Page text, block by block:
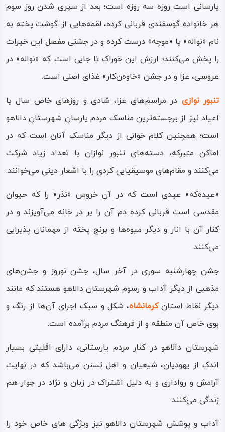
ویژگی دوم؛ غنای بالای صنایع دستی و محصولات فرهنگی است؛
دیگر ویژگی برجسته شهرستان دالاهو، فراوانی آثار تاریخی و
جاذبه‌های مذهبی و ترکیب این دو با یگدیگر است، به عبارتی
دیگر شهرستان دالاهو از معدود سرزمین‌هایی است که اماکن و
جاذبه‌های مذهبی آن، در عین حال شأن و اعتبار تاریخی نیز
دارند.
بابایادگار، چشمه ‌غسلان، چهل‌ تن، هفت‌ تن، ابودجانه، دره‌
هونان، قلعه تاش‌ خیزی، بهشت‌ و دوزخ، رودخانه زمکان، پارک
امیر، تپه‌ چیا، دریاچه رشمینه، منطقه ریجاب و دشت حریر
نمونه‌هایی از جاذبه‌های گردشگری در شهرستان دالاهو می‌باشد.
فرهنگ، زبان و دین مردم دالاهو
فرهنگ مردم شهرستان دالاهو همانند دیگر شهرستان‌های
استان کرمانشاه رنگارنگ، اصیل و برگرفته از زندگی نیاکانی
است؛ مردم دالاهو به زبان کردی با گویش های گورانی، کلهری و
جافی و هورامی سخن می گویند.
از نظر دین و مذهب، بیشتر مردم در شهرستان دالاهو دارای
آیین یارسانی (اهل حق) هستند و اقلیتی نیز از مذهب تسنن
پیروی می‌کنند.
آرامگاه‌های پیر بنیامین، پیر موسی از جمله آرامگاه‌های بزرگان
یارسانی در این شهرستان هستند؛ از دیگر مظاهر فرهنگی دالاهو
که بسیار معروف است فرهنگ موسیقی و تنبور نوازی و تنبور
سازی در این شهرستان است کهشهر ملی تنبور لقب گرفته
یارسانی است روزه سه روزه است؛ بعد از سپری شدن روز سوم
هر خانواده گوسفندی قربانی کرده، لقمه‌هایی از گوشت پخته به
نام «نواله» یا «موچه» درست کرده و در جشنی مفصل این خیرات
را پخش می‌کنند؛ ارزش این خوراک تا جایی است که «نواله» در
عروسی، عزا و در جشن «خاوه‌‌ن‌کار» غذای اصلی است.
تنبور نوازی در مراسم‌های عزا، شادی و روزهای خاص سال یا
اعیاد نیز از برجسته‌ترین مناسک مردم یارسان شهرستان دالاهو
است؛ همچنین کلام‌ خوانی از دیگر مناسک آنان است که در
اماکن متبرکه، دسته‌های تنبور نوازان با تعداد زیاد شرکت
می‌کنند و مقام‌های موسیقیایی کردی را با اشعار دینی می‌خوانند.
«عیده‌که» عیدی است که در آن خروس «نذر» را که حیوان
مقدسی است قربانی کرده دم آن را بر در خانه می‌آویزند و در
کنار آن با انار و دیگر میوه‌ها و برنج پخته از مهمانان پذیرایی
می‌کنند.
جشن چهارشنبه‌ سوری در آخر سال، جشن نوروز و جشن‌های
مذهبی از دیگر آداب و رسوم شهرستان دالاهو هستند که مانند
دیگر نقاط استانکرمانشاه، شکل و سبک اجرای آن‌ها از رنگ و
بوی خاص آن منطقه و از فرهنگ مردم برآمده است.
شهرستان دالاهو در کنار مردم یارستانی، دارای اقلیتی بسیار
اندک از یهودیان، شیعیان و اهل تسنن می‌باشد که در نهایت
آرامش و رواداری و به دلیل اشتراک در زبان و نژاد در جوار هم
زندگی می‌کنند.
آداب و پوشش شهرستان دالاهو نیز ویژگی های خاص خود را